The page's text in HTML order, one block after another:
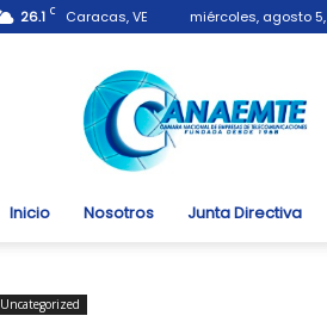
26.1 C Caracas, VE miércoles, agosto
Canaemte.org.ve
Inicio Nosotros Junta Directiva
Uncategorized